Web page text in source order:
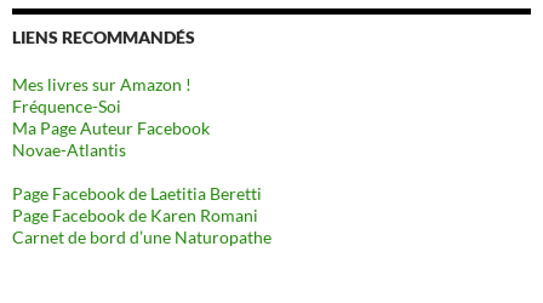
LIENS RECOMMANDÉS
Mes livres sur Amazon !
Fréquence-Soi
Ma Page Auteur Facebook
Novae-Atlantis
Page Facebook de Laetitia Beretti
Page Facebook de Karen Romani
Carnet de bord d’une Naturopathe